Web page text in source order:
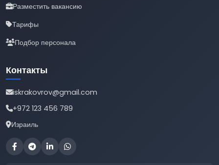
Разместить вакансию
Тарифы
Подбор персонала
Контакты
iskrakovrov@gmail.com
+972 123 456 789
Израиль